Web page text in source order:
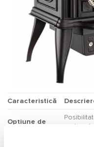
Caracteristică
Opțiune de
partea